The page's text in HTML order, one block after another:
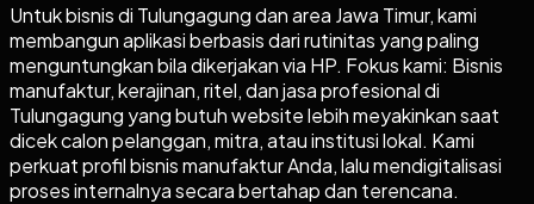
Untuk bisnis di Tulungagung dan area Jawa Timur, kami
membangun aplikasi berbasis dari rutinitas yang paling
menguntungkan bila dikerjakan via HP. Fokus kami: Bisnis
manufaktur, kerajinan, ritel, dan jasa profesional di
Tulungagung yang butuh website lebih meyakinkan saat
dicek calon pelanggan, mitra, atau institusi lokal. Kami
perkuat profil bisnis manufaktur Anda, lalu mendigitalisasi
proses internalnya secara bertahap dan terencana.